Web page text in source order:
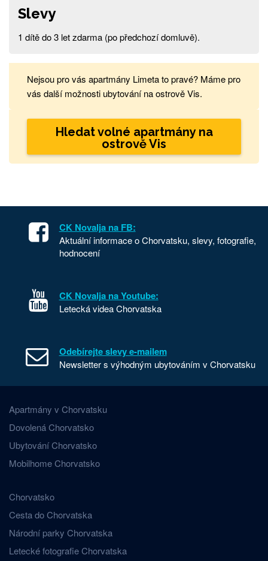
Slevy
1 dítě do 3 let zdarma (po předchozí domluvě).
Nejsou pro vás apartmány Limeta to pravé? Máme pro
vás další možnosti ubytování na ostrově Vis.
Hledat volné apartmány na
ostrově Vis
CK Novalja na FB:
Aktuální informace o Chorvatsku, slevy, fotografie,
hodnocení
CK Novalja na Youtube:
Letecká videa Chorvatska
Odebírejte slevy e-mailem
Newsletter s výhodným ubytováním v Chorvatsku
Apartmány v Chorvatsku
Dovolená Chorvatsko
Ubytování Chorvatsko
Mobilhome Chorvatsko
Chorvatsko
Cesta do Chorvatska
Národní parky Chorvatska
Letecké fotografie Chorvatska